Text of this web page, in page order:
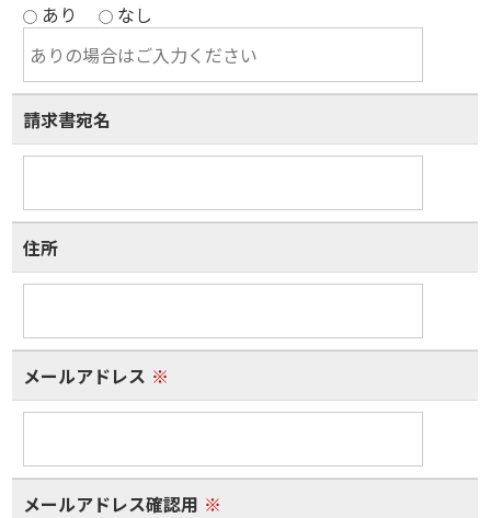
あり
なし
請求書宛名
住所
メールアドレス ※
メールアドレス確認用 ※